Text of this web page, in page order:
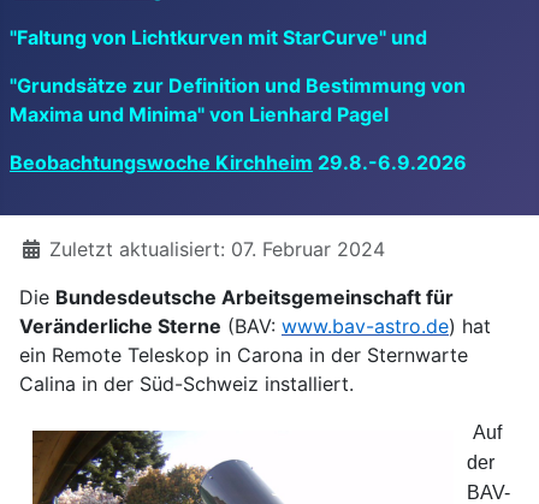
"Faltung von Lichtkurven mit StarCurve" und
"Grundsätze zur Definition und Bestimmung von
Maxima und Minima" von Lienhard Pagel
Beobachtungswoche Kirchheim 29.8.-6.9.2026
DetailsZuletzt aktualisiert: 07. Februar 2024
Die Bundesdeutsche Arbeitsgemeinschaft für
Veränderliche Sterne (BAV: www.bav-astro.de) hat
ein Remote Teleskop in Carona in der Sternwarte
Calina in der Süd-Schweiz installiert.
Auf
der
BAV-